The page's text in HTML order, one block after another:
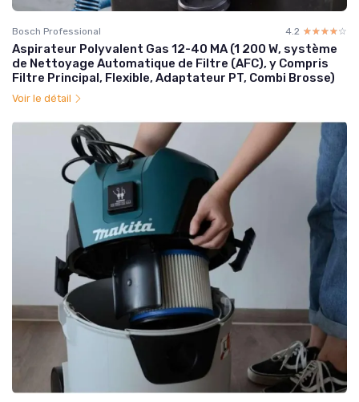
Bosch Professional 4.2 ☆☆☆☆☆
★★★★★
Aspirateur Polyvalent Gas 12-40 MA (1 200 W, système
de Nettoyage Automatique de Filtre (AFC), y Compris
Filtre Principal, Flexible, Adaptateur PT, Combi Brosse)
Voir le détail